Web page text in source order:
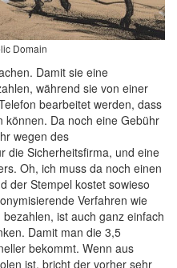
Domain
Damit sie eine
während sie von einer
bearbeitet werden, dass
können. Da noch eine Gebühr
wegen des
die Sicherheitsfirma, und eine
Oh, ich muss da noch einen
der Stempel kostet sowieso
Verfahren wie
ist auch ganz einfach
Damit man die 3,5
bekommt. Wenn aus
ist, bricht der vorher sehr